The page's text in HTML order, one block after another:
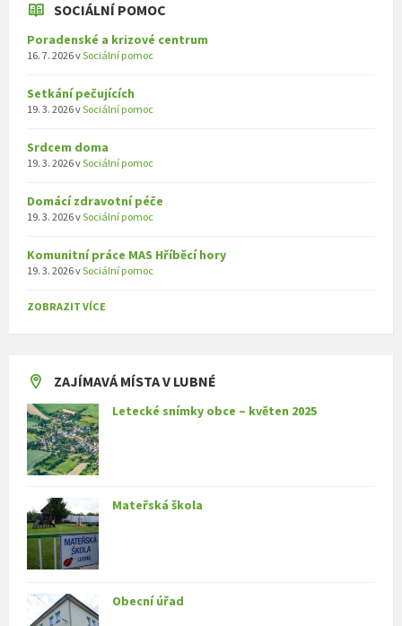
SOCIÁLNÍ POMOC
Poradenské a krizové centrum
16. 7. 2026vSociální pomoc
Setkání pečujících
19. 3. 2026vSociální pomoc
Srdcem doma
19. 3. 2026vSociální pomoc
Domácí zdravotní péče
19. 3. 2026vSociální pomoc
Komunitní práce MAS Hříběcí hory
19. 3. 2026vSociální pomoc
ZOBRAZIT VÍCE
ZAJÍMAVÁ MÍSTA V LUBNÉ
Letecké snímky obce – květen 2025
Mateřská škola
Obecní úřad